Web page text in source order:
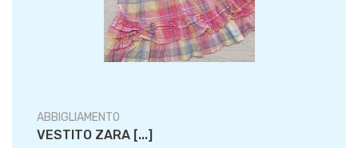
ABBIGLIAMENTO
VESTITO ZARA [...]